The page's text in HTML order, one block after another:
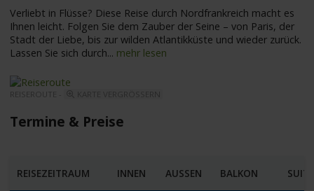
Verliebt in Flüsse? Diese Reise durch Nordfrankreich macht es
Ihnen leicht. Folgen Sie dem Zauber der Seine – von Paris, der
Stadt der Liebe, bis zur wilden Atlantikküste und wieder zurück.
Lassen Sie sich durch... mehr lesen
REISEROUTE -
Termine & Preise
REISEZEITRAUM INNEN AUSSEN BALKON SUITE